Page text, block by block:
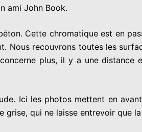
ami John Book.
Cette chromatique est en
Nous recouvrons toutes les
plus, il y a une
Ici les photos mettent en
grise, qui ne laisse entrevoir que